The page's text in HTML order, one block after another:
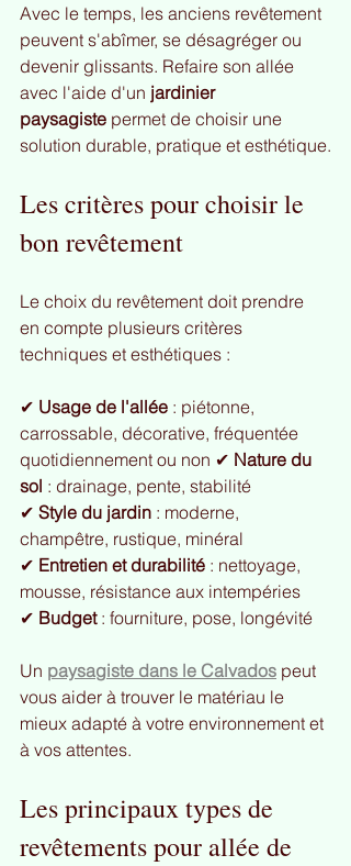
Avec le temps, les anciens revêtement
peuvent s'abîmer, se désagréger ou
devenir glissants. Refaire son allée
avec l'aide d'un jardinier
paysagiste permet de choisir une
solution durable, pratique et esthétique.
Les critères pour choisir le
bon revêtement
Le choix du revêtement doit prendre
en compte plusieurs critères
techniques et esthétiques :
✔ Usage de l'allée : piétonne,
carrossable, décorative, fréquentée
quotidiennement ou non ✔ Nature du
sol : drainage, pente, stabilité
✔ Style du jardin : moderne,
champêtre, rustique, minéral
✔ Entretien et durabilité : nettoyage,
mousse, résistance aux intempéries
✔ Budget : fourniture, pose, longévité
Un paysagiste dans le Calvados peut
vous aider à trouver le matériau le
mieux adapté à votre environnement et
à vos attentes.
Les principaux types de
revêtements pour allée de